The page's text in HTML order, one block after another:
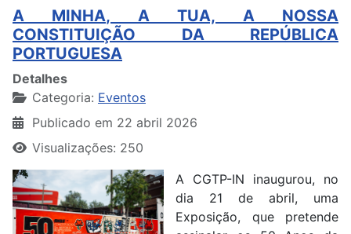
A MINHA, A TUA, A NOSSA
CONSTITUIÇÃO DA REPÚBLICA
PORTUGUESA
Detalhes
Categoria: Eventos
Publicado em 22 abril 2026
Visualizações: 250
A CGTP-IN inaugurou, no
dia 21 de abril, uma
Exposição, que pretende